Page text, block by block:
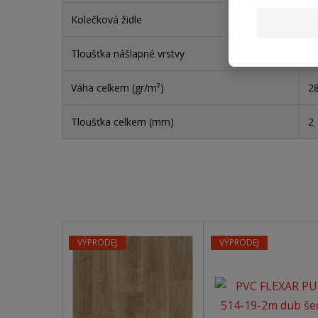
Kolečková židle
Tloušťka nášlapné vrstvy
Váha celkem (gr/m²)
Tloušťka celkem (mm) 2
VÝPRODEJ VÝPRODEJ